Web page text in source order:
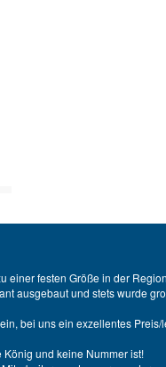
einer festen Größe in der
ausgebaut und stets wurde
bei uns ein exzellentes
und keine Nummer ist!